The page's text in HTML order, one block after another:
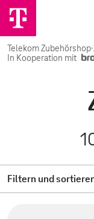
Telekom Zubehörshop·
In Kooperation mit
Filtern und